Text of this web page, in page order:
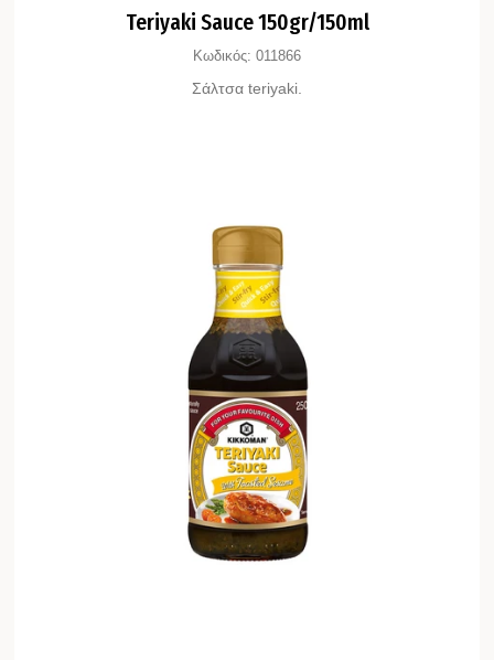
Teriyaki Sauce 150gr/150ml
Κωδικός: 011866
Σάλτσα teriyaki.